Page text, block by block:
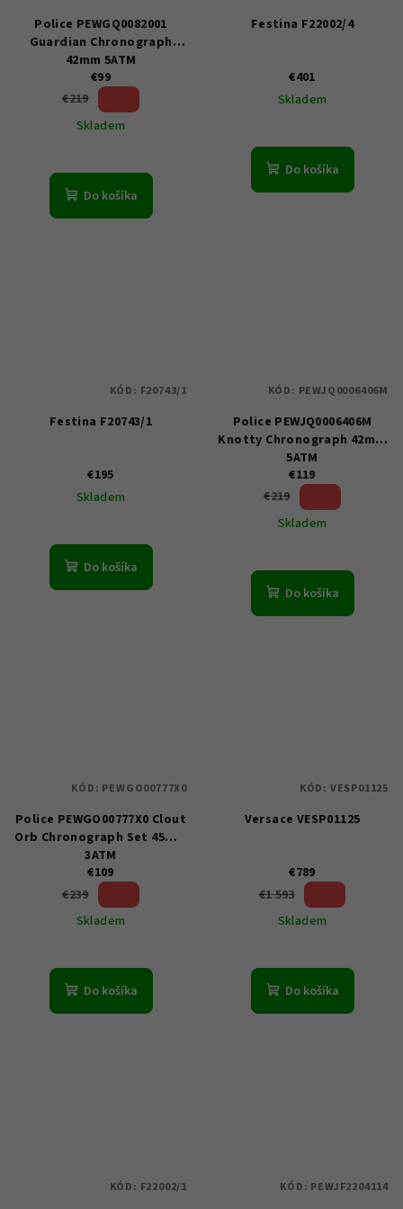
Police PEWGQ0082001
Guardian Chronograph
42mm 5ATM
€99
€219
Skladem
Do košíka
Festina F22002/4
€401
Skladem
Do košíka
Festina F20743/1
€195
Skladem
Do košíka
KÓD: F20743/1
Police PEWJQ0006406M
Knotty Chronograph 42mm
5ATM
€119
€219
Skladem
Do košíka
KÓD: PEWJQ0006406M
Police PEWGO00777X0 Clout
Orb Chronograph Set 45mm
3ATM
€109
€239
Skladem
Do košíka
KÓD: PEWGO00777X0
Versace VESP01125
€789
€1 593
Skladem
Do košíka
KÓD: VESP01125
KÓD: F22002/1 KÓD: PEWJF2204114